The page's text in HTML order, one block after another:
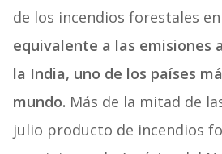
de los incendios forestales
equivalente a las emisiones
la India, uno de los países
mundo. Más de la mitad de
julio producto de incendios